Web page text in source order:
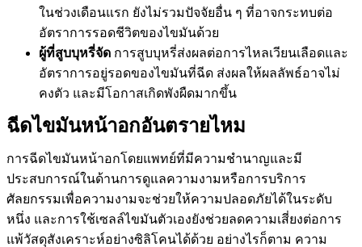
ในช่วงเดือนแรก ยังไม่รวมปัจจัยอื่น ๆ ที่อาจกระทบต่อ
อัตราการรอดชีวิตของไขมันด้วย
ผู้ที่สูบบุหรี่จัด การสูบบุหรี่ส่งผลต่อการไหลเวียนเลือดและ
อัตราการอยู่รอดของไขมันที่ฉีด ส่งผลให้ผลลัพธ์อาจไม่
คงตัว และมีโอกาสเกิดพังผืดมากขึ้น
ฉีดไขมันหน้าอกอันตรายไหม​
การฉีดไขมันหน้าอกโดยแพทย์ที่มีความชำนาญและมี
ประสบการณ์ในด้านการดูแลความงามหรือการบริการ
ศัลยกรรมเพื่อความงามจะช่วยให้ความปลอดภัยได้ในระดับ
หนึ่ง และการใช้เซลล์ไขมันตัวเองยังช่วยลดความเสี่ยงต่อการ
แพ้วัสดุสังเคราะห์อย่างซิลิโคนได้ด้วย อย่างไรก็ตาม ความ